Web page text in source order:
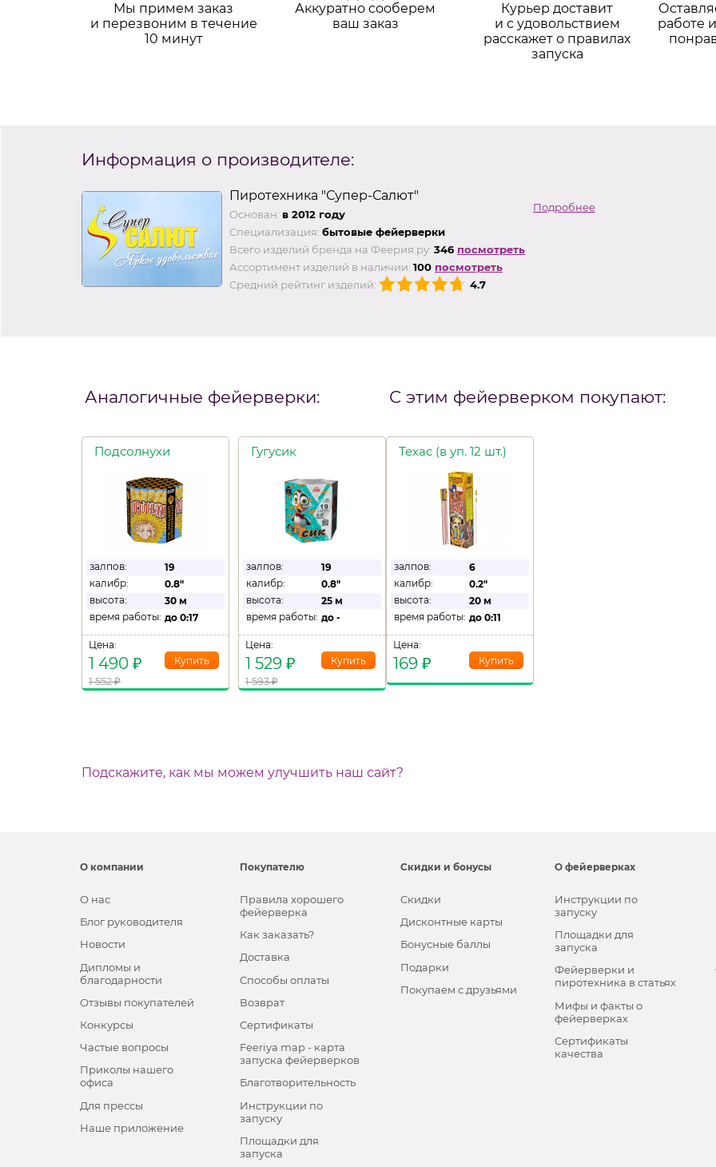
Мы примем заказ
и перезвоним в течение
10 минут
Аккуратно сооберем
ваш заказ
Курьер доставит
и с удовольствием
расскажет о правилах
запуска
работе
Информация о производителе:
Пиротехника "Супер-Салют"
Основан: в 2012 году
Специализация: бытовые фейерверки
Всего изделий бренда на Феерия.ру: 346 посмотреть
Ассортимент изделий в наличии: 100 посмотреть
Средний рейтинг изделий:
4.7
Подробнее
Аналогичные фейерверки:
Подсолнухи
залпов:
19
калибр:
0.8"
высота:
30 м
время работы: до 0:17
Цена:
1 490 ₽
1 552₽
Гугусик
залпов:
19
калибр:
0.8"
высота:
25 м
время работы: до -
Цена:
1 529 ₽
1 593₽
С этим фейерверком покупают:
Техас (в уп. 12 шт.)
залпов:
6
калибр:
0.2"
высота:
20 м
время работы: до 0:11
Цена:
169 ₽
Подскажите, как мы можем улучшить наш сайт?
О компании
О нас
Блог руководителя
Новости
Дипломы и
благодарности
Отзывы покупателей
Конкурсы
Частые вопросы
Приколы нашего
офиса
Для прессы
Наше приложение
Покупателю
Правила хорошего
фейерверка
Как заказать?
Доставка
Способы оплаты
Возврат
Сертификаты
Feeriya map - карта
запуска фейерверков
Благотворительность
Инструкции по
запуску
Площадки для
запуска
Скидки и бонусы
Скидки
Дисконтные карты
Бонусные баллы
Подарки
Покупаем с друзьями
О фейерверках
Инструкции по
запуску
Площадки для
запуска
Фейерверки и
пиротехника в статьях
Мифы и факты о
фейерверках
Сертификаты
качества